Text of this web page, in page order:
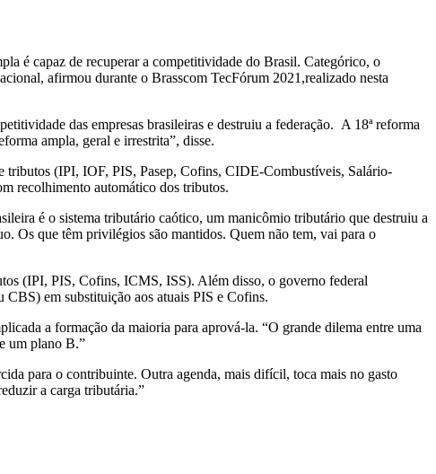
é capaz de recuperar a competitividade do Brasil. Categórico, o
afirmou durante o Brasscom TecFórum 2021,realizado nesta
das empresas brasileiras e destruiu a federação. A 18ª reforma
ampla, geral e irrestrita”, disse.
tributos (IPI, IOF, PIS, Pasep, Cofins, CIDE-Combustíveis, Salário-
recolhimento automático dos tributos.
é o sistema tributário caótico, um manicômio tributário que destruiu a
Os que têm privilégios são mantidos. Quem não tem, vai para o
(IPI, PIS, Cofins, ICMS, ISS). Além disso, o governo federal
em substituição aos atuais PIS e Cofins.
a formação da maioria para aprová-la. “O grande dilema entre uma
um plano B.”
para o contribuinte. Outra agenda, mais difícil, toca mais no gasto
a carga tributária.”